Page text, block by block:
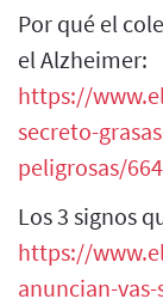
Por qué el
el Alzheimer:
https://
secreto-
peligrosas/
Los 3 signos
https://
anuncian-